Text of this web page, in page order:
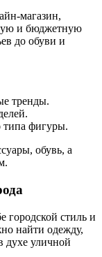
магазин,
и бюджетную
до обуви и
тренды.
фигуры.
обувь, а
городской стиль и
найти одежду,
духе уличной